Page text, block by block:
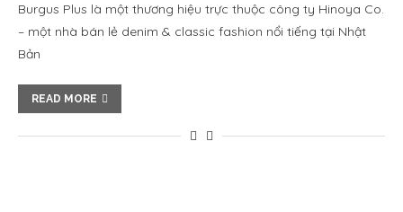
Burgus Plus là một thương hiệu trực thuộc công ty Hinoya Co.
– một nhà bán lẻ denim & classic fashion nổi tiếng tại Nhật
Bản
READ MORE